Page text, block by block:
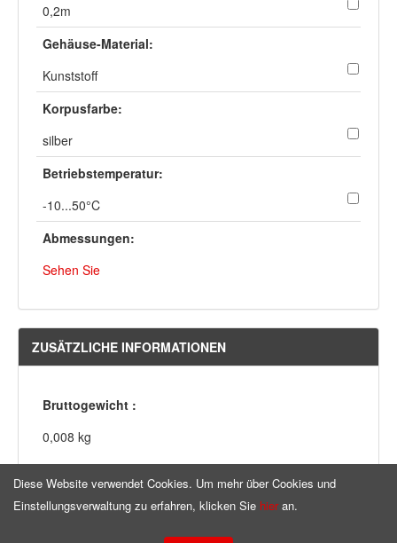
0,2m
Gehäuse-Material:
Kunststoff
Korpusfarbe:
silber
Betriebstemperatur:
-10...50°C
Abmessungen:
Sehen Sie
ZUSÄTZLICHE INFORMATIONEN
Bruttogewicht :
0,008 kg
Diese Website verwendet Cookies. Um mehr über Cookies und
Einstellungsverwaltung zu erfahren, klicken Sie hieran.